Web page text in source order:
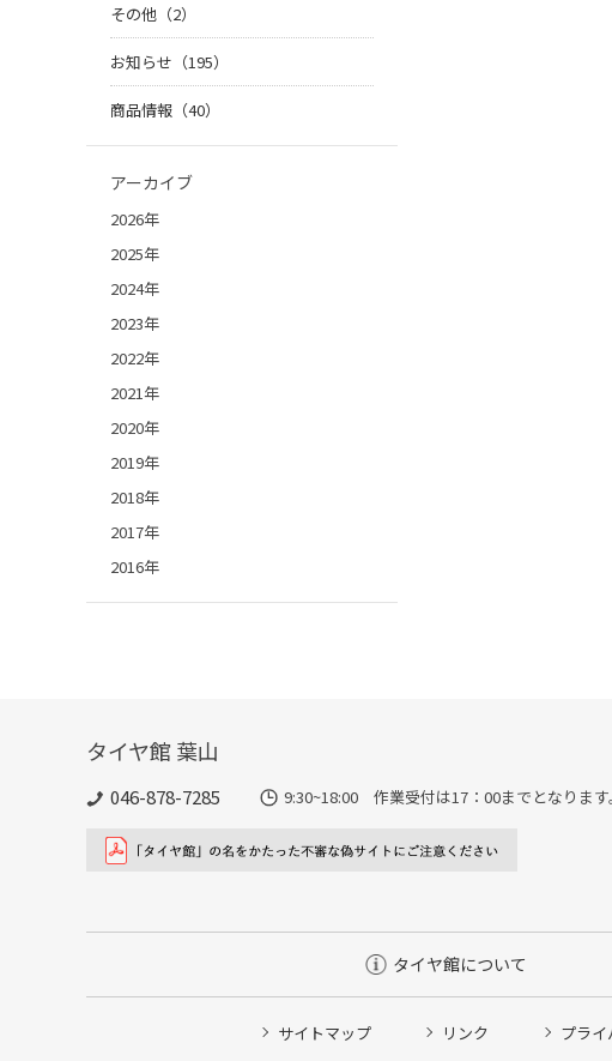
その他（2）
お知らせ（195）
商品情報（40）
アーカイブ
2026年
2025年
2024年
2023年
2022年
2021年
2020年
2019年
2018年
2017年
2016年
タイヤ館 葉山
046-878-7285 9:30~18:00 作業受付は17：00までとなります。
タイヤ館について
サイトマップ リンク プラ
タイヤ点検・安全点検/タイヤ履き替え/オイル交換/その他ピット作